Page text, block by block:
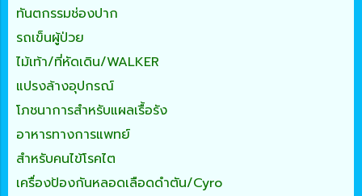
ทันตกรรมช่องปาก
รถเข็นผู้ป่วย
ไม้เท้า/ที่หัดเดิน/WALKER
แปรงล้างอุปกรณ์
โภชนาการสำหรับแผลเรื้อรัง
อาหารทางการแพทย์
สำหรับคนไข้โรคไต
เครื่องป้องกันหลอดเลือดดำตัน/Cyro